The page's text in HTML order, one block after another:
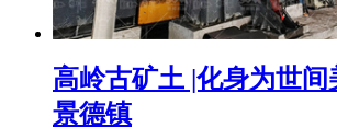
高岭古矿土 |化身为世间
景德镇